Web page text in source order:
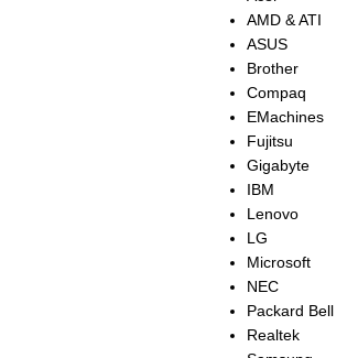
AMD & ATI
ASUS
Brother
Compaq
EMachines
Fujitsu
Gigabyte
IBM
Lenovo
LG
Microsoft
NEC
Packard Bell
Realtek